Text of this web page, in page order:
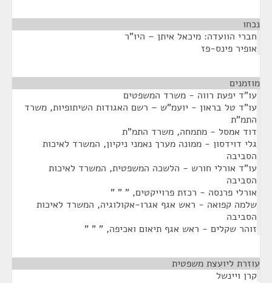
נכחו
חברי הוועדה: מיכאל איתן – היו"ר
אופיר פינס-פז
מוזמנים
עו"ד יפעת רווה - משרד המשפטים
עו"ד טל בראון - יועמ"ש – רשם האגודות השיתופיות, משרד
התמ"ת
דוד אמסל - מתמחה, משרד התמ"ת
גלי דוידסון - ממונה מערך נאמני ניקיון, המשרד לאיכות
הסביבה
עו"ד אורלי חורש - הלשכה המשפטית, המשרד לאיכות
הסביבה
אורלי פרנסה - רכזת פרוייקטים, " " "
שלמה קפואה - ראש אגף אגרו-אקולוגיה, המשרד לאיכות
הסביבה
זוהר שקלים - ראש אגף תיאום ואכיפה, " " "
עוזרת ליועצת משפטית
קרן ויינשל